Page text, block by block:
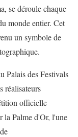
se déroule chaque
monde entier. Cet
un symbole de
Palais des Festivals
réalisateurs
officielle
la Palme d'Or, l'une